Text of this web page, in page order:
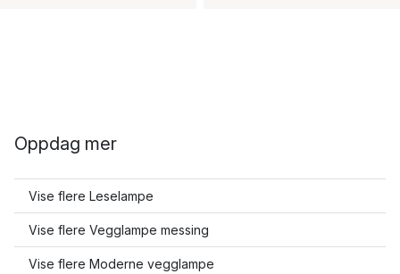
Oppdag mer
Vise flere Leselampe
Vise flere Vegglampe messing
Vise flere Moderne vegglampe